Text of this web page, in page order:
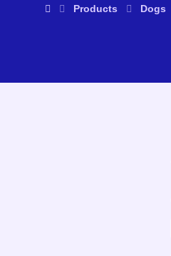
Products Dogs